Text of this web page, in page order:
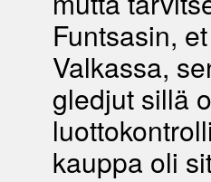
Funtsasin,
Valkassa,
gledjut sillä
kauppa oli